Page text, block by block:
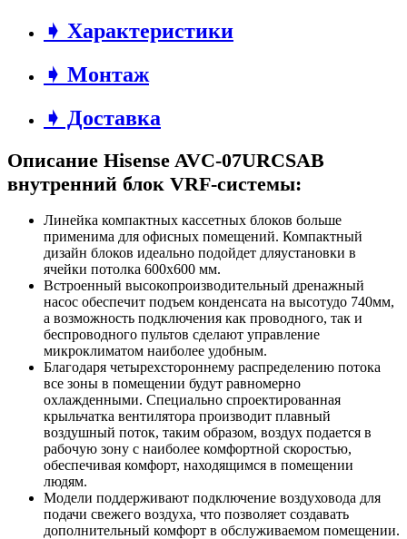
➧ Характеристики
➧ Монтаж
➧ Доставка
Описание Hisense AVC-07URCSAB
внутренний блок VRF-системы:
Линейка компактных кассетных блоков больше
применима для офисных помещений. Компактный
дизайн блоков идеально подойдет дляустановки в
ячейки потолка 600х600 мм.
Встроенный высокопроизводительный дренажный
насос обеспечит подъем конденсата на высотудо 740мм,
а возможность подключения как проводного, так и
беспроводного пультов сделают управление
микроклиматом наиболее удобным.
Благодаря четырехстороннему распределению потока
все зоны в помещении будут равномерно
охлажденными. Специально спроектированная
крыльчатка вентилятора производит плавный
воздушный поток, таким образом, воздух подается в
рабочую зону с наиболее комфортной скоростью,
обеспечивая комфорт, находящимся в помещении
людям.
Модели поддерживают подключение воздуховода для
подачи свежего воздуха, что позволяет создавать
дополнительный комфорт в обслуживаемом помещении.